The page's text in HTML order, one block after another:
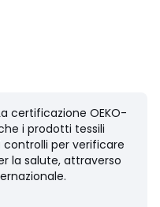
delicato
candeggiare
certificazione OEKO-
i prodotti tessili
per verificare
la salute, attraverso